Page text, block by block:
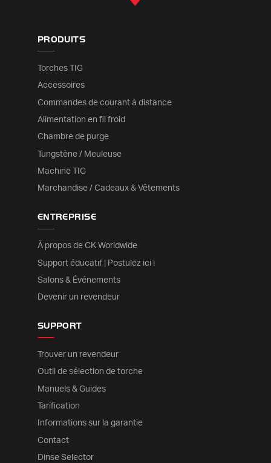
PRODUITS
Torches TIG
Accessoires
Commandes de courant à distance
Alimentation en fil froid
Chambre de purge
Tungstène / Meuleuse
Machine TIG
Marchandise / Cadeaux & Vêtements
ENTREPRISE
À propos de CK Worldwide
Support éducatif | Postulez ici !
Salons & Événements
Devenir un revendeur
SUPPORT
Trouver un revendeur
Outil de sélection de torche
Manuels & Guides
Tarification
Informations sur la garantie
Contact
Dinse Selector